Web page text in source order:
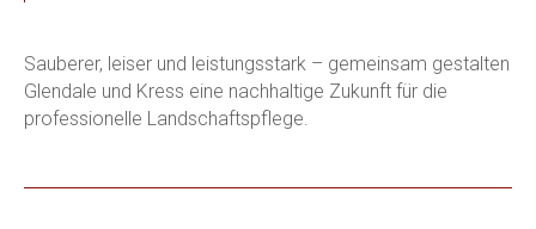
Sauberer, leiser und leistungsstark – gemeinsam gestalten
Glendale und Kress eine nachhaltige Zukunft für die
professionelle Landschaftspflege.